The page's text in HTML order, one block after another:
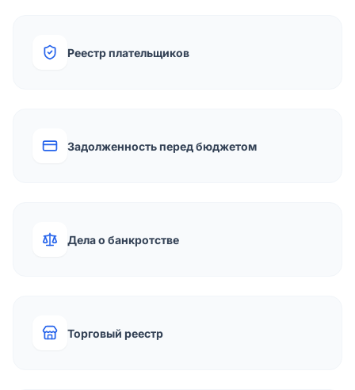
Реестр плательщиков
Задолженность перед бюджетом
Дела о банкротстве
Торговый реестр